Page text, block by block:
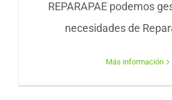
REPARAPAE podemos
necesidades de
Más información